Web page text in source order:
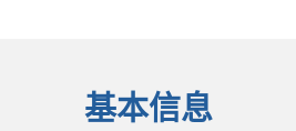
基本信息